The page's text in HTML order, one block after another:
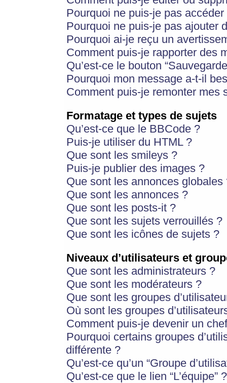
Pourquoi ne puis-je pas
Pourquoi ne puis-je pas ajouter
Pourquoi ai-je reçu un
Comment puis-je rapporter des
Qu’est-ce le bouton
Pourquoi mon message a-t-il
Comment puis-je remonter mes
Formatage et types de sujets
Qu’est-ce que le BBCode ?
Puis-je utiliser du HTML ?
Que sont les smileys ?
Puis-je publier des images ?
Que sont les annonces globales
Que sont les annonces ?
Que sont les posts-it ?
Que sont les sujets verrouillés ?
Que sont les icônes de sujets ?
Niveaux d’utilisateurs et
Que sont les administrateurs ?
Que sont les modérateurs ?
Que sont les groupes
Où sont les groupes
Comment puis-je devenir un
Pourquoi certains groupes
différente ?
Qu’est-ce qu’un “Groupe
Qu’est-ce que le lien “L’équipe” ?